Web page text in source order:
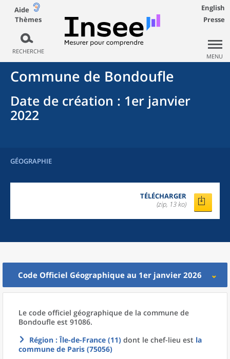
Aide
Thèmes
RECHERCHE
English
Presse
MENU
Commune de Bondoufle
Date de création : 1er janvier
2022
GÉOGRAPHIE
TÉLÉCHARGER
(zip, 13 ko)
Code Officiel Géographique au 1er janvier 2026
Le code officiel géographique de la commune de
Bondoufle est 91086.
Région : Île-de-France (11) dont le chef-lieu est la
commune de Paris (75056)